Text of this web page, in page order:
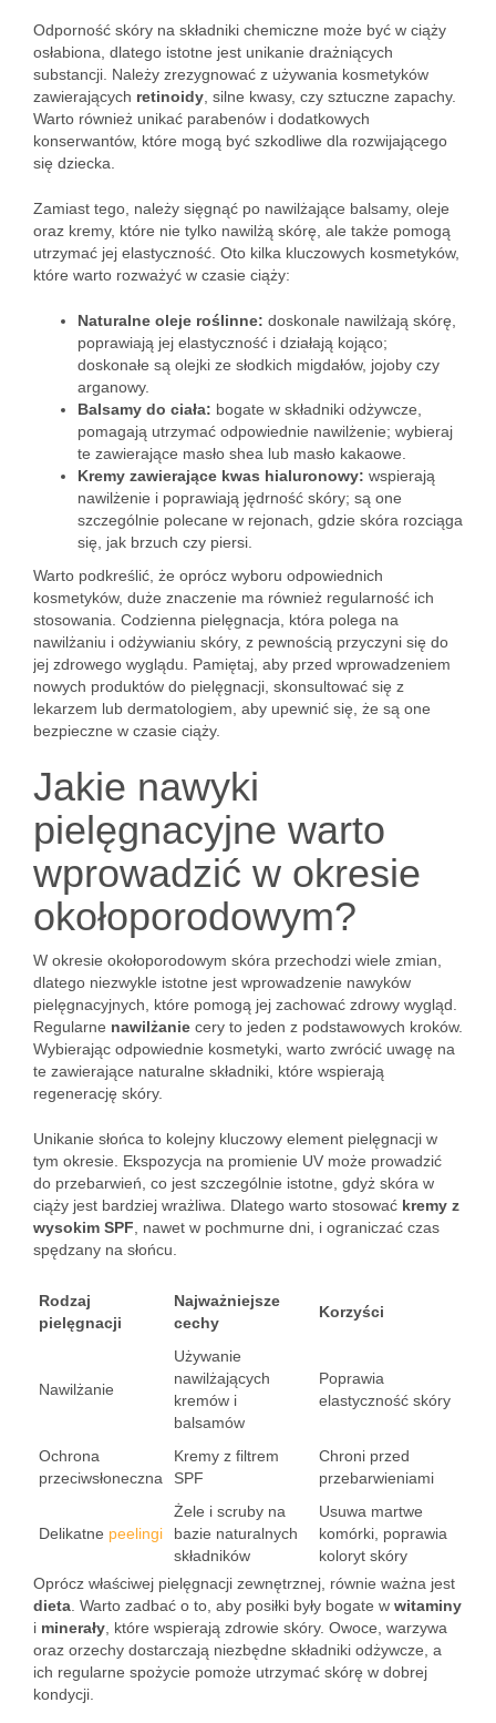
Odporność skóry na składniki chemiczne może być w ciąży
osłabiona, dlatego istotne jest unikanie drażniących
substancji. Należy zrezygnować z używania kosmetyków
zawierających retinoidy , silne kwasy, czy sztuczne zapachy.
Warto również unikać parabenów i dodatkowych
konserwantów, które mogą być szkodliwe dla rozwijającego
się dziecka.
Zamiast tego, należy sięgnąć po nawilżające balsamy, oleje
oraz kremy, które nie tylko nawilżą skórę, ale także pomogą
utrzymać jej elastyczność. Oto kilka kluczowych kosmetyków,
które warto rozważyć w czasie ciąży:
Naturalne oleje roślinne: doskonale nawilżają skórę,
poprawiają jej elastyczność i działają kojąco;
doskonałe są olejki ze słodkich migdałów, jojoby czy
arganowy.
Balsamy do ciała: bogate w składniki odżywcze,
pomagają utrzymać odpowiednie nawilżenie; wybieraj
te zawierające masło shea lub masło kakaowe.
Kremy zawierające kwas hialuronowy: wspierają
nawilżenie i poprawiają jędrność skóry; są one
szczególnie polecane w rejonach, gdzie skóra rozciąga
się, jak brzuch czy piersi.
Warto podkreślić, że oprócz wyboru odpowiednich
kosmetyków, duże znaczenie ma również regularność ich
stosowania. Codzienna pielęgnacja, która polega na
nawilżaniu i odżywianiu skóry, z pewnością przyczyni się do
jej zdrowego wyglądu. Pamiętaj, aby przed wprowadzeniem
nowych produktów do pielęgnacji, skonsultować się z
lekarzem lub dermatologiem, aby upewnić się, że są one
bezpieczne w czasie ciąży.
Jakie nawyki
pielęgnacyjne warto
wprowadzić w okresie
okołoporodowym?
W okresie okołoporodowym skóra przechodzi wiele zmian,
dlatego niezwykle istotne jest wprowadzenie nawyków
pielęgnacyjnych, które pomogą jej zachować zdrowy wygląd.
Regularne nawilżanie cery to jeden z podstawowych kroków.
Wybierając odpowiednie kosmetyki, warto zwrócić uwagę na
te zawierające naturalne składniki, które wspierają
regenerację skóry.
Unikanie słońca to kolejny kluczowy element pielęgnacji w
tym okresie. Ekspozycja na promienie UV może prowadzić
do przebarwień, co jest szczególnie istotne, gdyż skóra w
ciąży jest bardziej wrażliwa. Dlatego warto stosować kremy z
wysokim SPF , nawet w pochmurne dni, i ograniczać czas
spędzany na słońcu.
Rodzaj
pielęgnacji
Najważniejsze
cechy
Korzyści
Nawilżanie
Używanie
nawilżających
kremów i
balsamów
Poprawia
elastyczność skóry
Ochrona
przeciwsłoneczna
Kremy z filtrem
SPF
Chroni przed
przebarwieniami
Delikatne peelingi
Żele i scruby na
bazie naturalnych
składników
Usuwa martwe
komórki, poprawia
koloryt skóry
Oprócz właściwej pielęgnacji zewnętrznej, równie ważna jest
dieta . Warto zadbać o to, aby posiłki były bogate w witaminy
i minerały , które wspierają zdrowie skóry. Owoce, warzywa
oraz orzechy dostarczają niezbędne składniki odżywcze, a
ich regularne spożycie pomoże utrzymać skórę w dobrej
kondycji.